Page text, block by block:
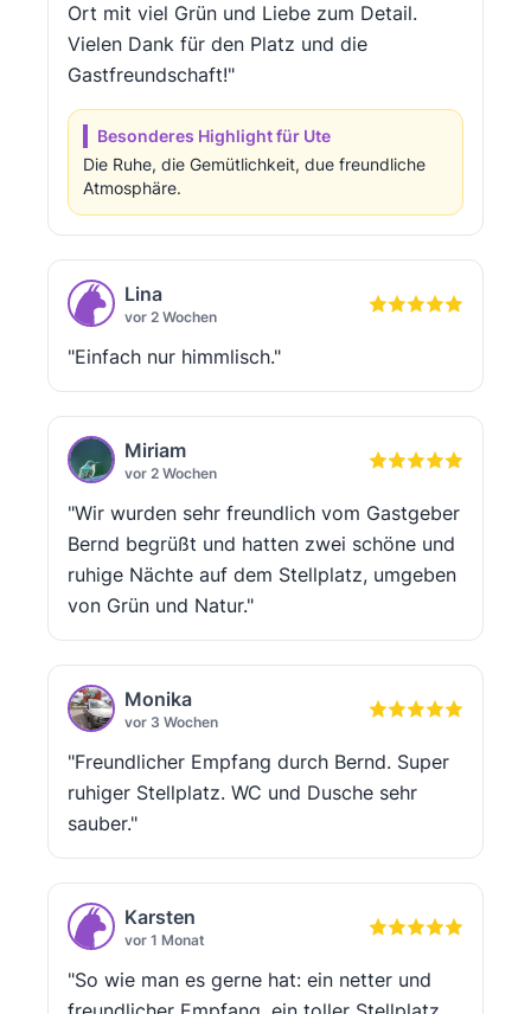
Ort mit viel Grün und Liebe zum Detail.
Vielen Dank für den Platz und die
Gastfreundschaft!"
Besonderes Highlight für Ute
Die Ruhe, die Gemütlichkeit, due freundliche
Atmosphäre.
Lina
vor 2 Wochen
"Einfach nur himmlisch."
Miriam
vor 2 Wochen
"Wir wurden sehr freundlich vom Gastgeber
Bernd begrüßt und hatten zwei schöne und
ruhige Nächte auf dem Stellplatz, umgeben
von Grün und Natur."
Monika
vor 3 Wochen
"Freundlicher Empfang durch Bernd. Super
ruhiger Stellplatz. WC und Dusche sehr
sauber."
Karsten
vor 1 Monat
"So wie man es gerne hat: ein netter und